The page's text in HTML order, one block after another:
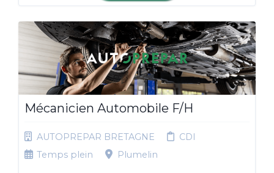
Mécanicien Automobile F/H
AUTOPREPAR BRETAGNE
CDI
Temps plein
Plumelin